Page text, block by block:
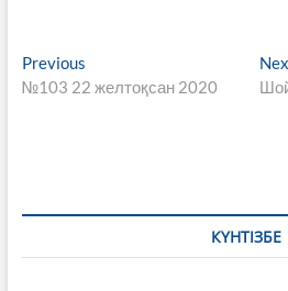
Навигация
по
PreviousPrevious
post:
№103 22 желтоқсан 2020
КҮНТІЗБЕ